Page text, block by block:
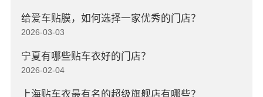
给爱车贴膜，如何选择一家优秀的门店？
2026-03-03
宁夏有哪些贴车衣好的门店？
2026-02-04
上海贴车衣最有名的超级旗舰店有哪些？